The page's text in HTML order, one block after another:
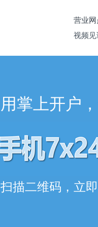
营业网
视频见
用掌上开户
扫描二维码，立